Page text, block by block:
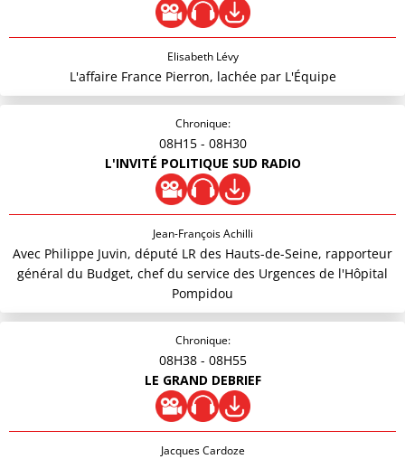
Elisabeth Lévy
L'affaire France Pierron, lachée par L'Équipe
Chronique:
08H15 - 08H30
L'INVITÉ POLITIQUE SUD RADIO
Jean-François Achilli
Avec Philippe Juvin, député LR des Hauts-de-Seine, rapporteur
général du Budget, chef du service des Urgences de l'Hôpital
Pompidou
Chronique:
08H38 - 08H55
LE GRAND DEBRIEF
Jacques Cardoze